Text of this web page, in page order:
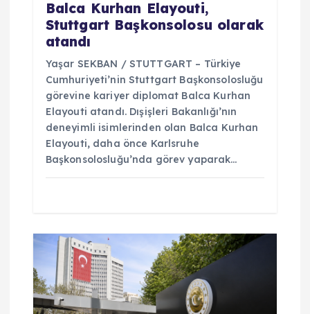
Balca Kurhan Elayouti,
Stuttgart Başkonsolosu olarak
atandı
Yaşar SEKBAN / STUTTGART – Türkiye
Cumhuriyeti’nin Stuttgart Başkonsolosluğu
görevine kariyer diplomat Balca Kurhan
Elayouti atandı. Dışişleri Bakanlığı’nın
deneyimli isimlerinden olan Balca Kurhan
Elayouti, daha önce Karlsruhe
Başkonsolosluğu’nda görev yaparak…